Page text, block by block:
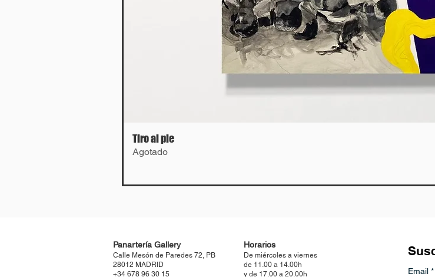
Tiro al pie
Agotado
Panartería Gallery
Calle Mesón de Paredes 72, PB
28012 MADRID
+34 678 96 30 15
Horarios
De miércoles a viernes
de 11.00 a 14.00h
y de 17.00 a 20.00h
Email *